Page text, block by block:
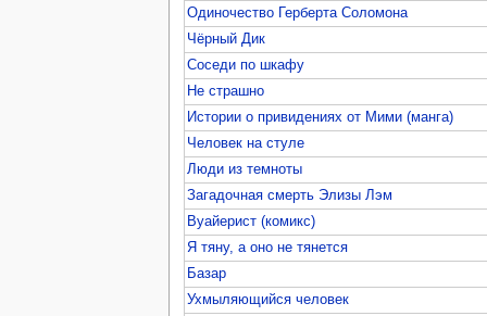
Одиночество Герберта Соломона
Чёрный Дик
Соседи по шкафу
Не страшно
Истории о привидениях от Мими (манга)
Человек на стуле
Люди из темноты
Загадочная смерть Элизы Лэм
Вуайерист (комикс)
Я тяну, а оно не тянется
Базар
Ухмыляющийся человек